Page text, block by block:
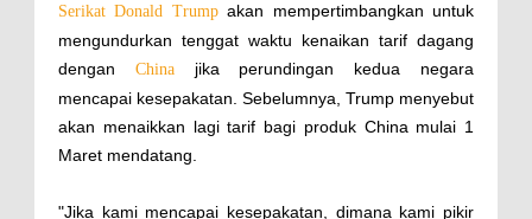
Serikat Donald Trump akan mempertimbangkan untuk
mengundurkan tenggat waktu kenaikan tarif dagang
dengan China
jika perundingan kedua negara
mencapai kesepakatan. Sebelumnya, Trump menyebut
akan menaikkan lagi tarif bagi produk China mulai 1
Maret mendatang.
"Jika kami mencapai kesepakatan, dimana kami pikir